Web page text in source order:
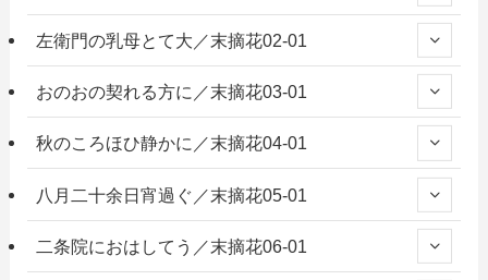
左衛門の乳母とて大／末摘花02-01
おのおの契れる方に／末摘花03-01
秋のころほひ静かに／末摘花04-01
八月二十余日宵過ぐ／末摘花05-01
二条院におはしてう／末摘花06-01